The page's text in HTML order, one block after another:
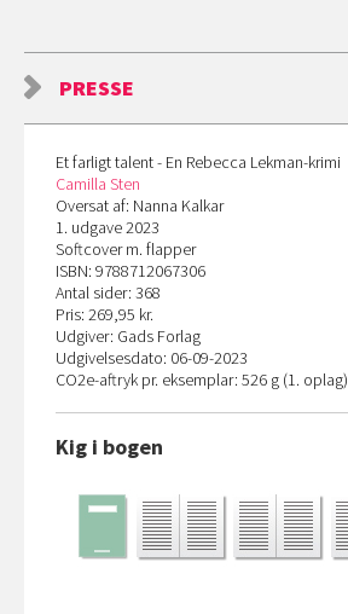
PRESSE
Et farligt talent - En Rebecca Lekman-krimi
Camilla Sten
Oversat af: Nanna Kalkar
1. udgave 2023
Softcover m. flapper
ISBN: 9788712067306
Antal sider: 368
Pris: 269,95 kr.
Udgiver: Gads Forlag
Udgivelsesdato: 06-09-2023
CO2e-aftryk pr. eksemplar: 526 g (1. oplag)
Kig i bogen